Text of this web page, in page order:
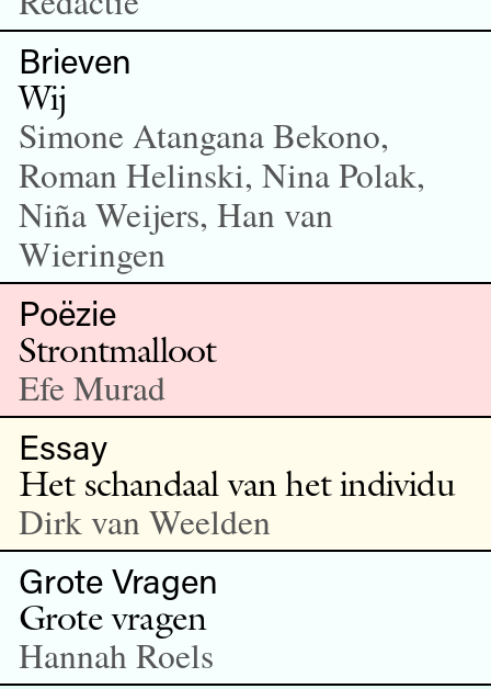
Brieven
Wij
Simone Atangana Bekono,
Roman Helinski, Nina Polak,
Niña Weijers, Han van
Wieringen
Poëzie
Strontmalloot
Efe Murad
Essay
Het schandaal van het individu
Dirk van Weelden
Grote Vragen
Grote vragen
Hannah Roels